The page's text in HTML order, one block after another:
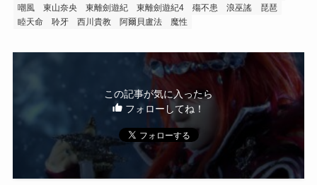
嘲風
東山奈央 東離劍遊紀 東離劍遊紀4 殤不患 浪巫謠
琵琶
睦天命
聆牙 西川貴教 阿爾貝盧法 魔性
この記事が気に入ったら
フォローしてね！